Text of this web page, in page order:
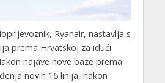
Ryanair, nastavlja s
prema Hrvatskoj za idući
najave nove baze prema
novih 16 linija, nakon